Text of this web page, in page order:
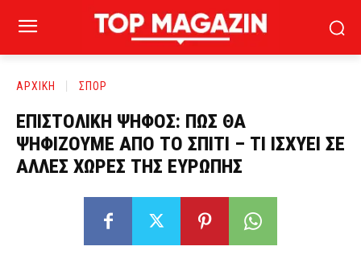
ΑΡΧΙΚΗ ΣΠΟΡ
ΕΠΙΣΤΟΛΙΚΗ ΨΗΦΟΣ: ΠΩΣ ΘΑ
ΨΗΦΙΖΟΥΜΕ ΑΠΟ ΤΟ ΣΠΙΤΙ – ΤΙ ΙΣΧΥΕΙ ΣΕ
ΑΛΛΕΣ ΧΩΡΕΣ ΤΗΣ ΕΥΡΩΠΗΣ